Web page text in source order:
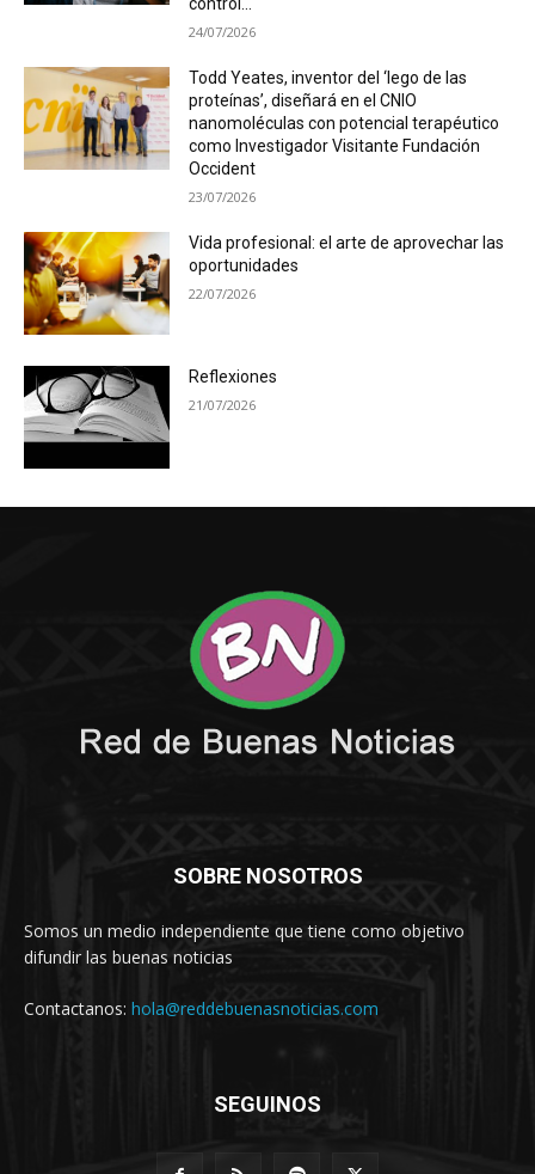
control...
24/07/2026
Todd Yeates, inventor del ‘lego de las
proteínas’, diseñará en el CNIO
nanomoléculas con potencial terapéutico
como Investigador Visitante Fundación
Occident
23/07/2026
Vida profesional: el arte de aprovechar las
oportunidades
22/07/2026
Reflexiones
21/07/2026
SOBRE NOSOTROS
Somos un medio independiente que tiene como objetivo
difundir las buenas noticias
Contactanos: hola@reddebuenasnoticias.com
SEGUINOS